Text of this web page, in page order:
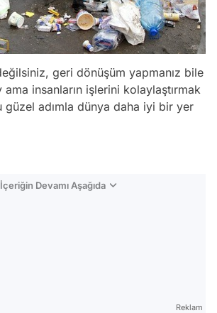
geri dönüşüm yapmanız bile
insanların işlerini kolaylaştırmak
güzel adımla dünya daha iyi bir yer
İçeriğin Devamı Aşağıda
Reklam